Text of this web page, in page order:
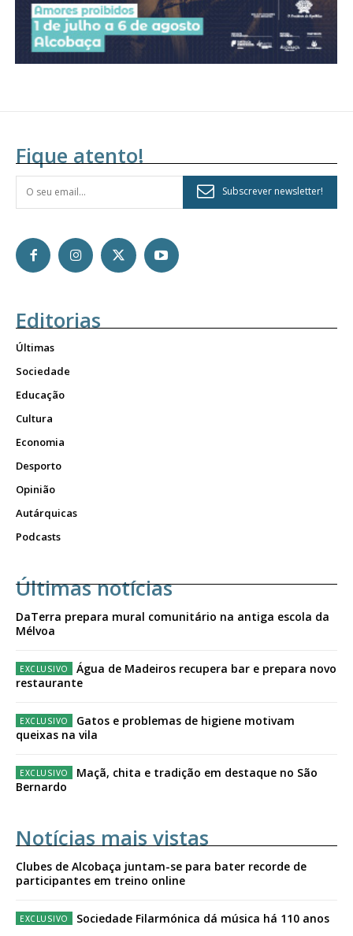
Fique atento!
Subscrever newsletter!
Editorias
Últimas
Sociedade
Educação
Cultura
Economia
Desporto
Opinião
Autárquicas
Podcasts
Últimas notícias
DaTerra prepara mural comunitário na antiga escola da
Mélvoa
Água de Madeiros recupera bar e prepara novo
restaurante
Gatos e problemas de higiene motivam
queixas na vila
Maçã, chita e tradição em destaque no São
Bernardo
Notícias mais vistas
Clubes de Alcobaça juntam-se para bater recorde de
participantes em treino online
Sociedade Filarmónica dá música há 110 anos